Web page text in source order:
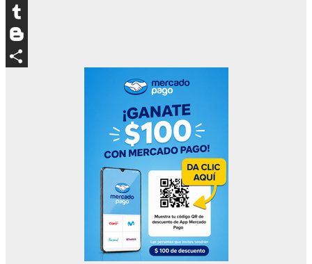
LinkedIn
Tumblr
Blogger